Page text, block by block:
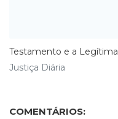
Testamento e a Legítima
Justiça Diária
COMENTÁRIOS: